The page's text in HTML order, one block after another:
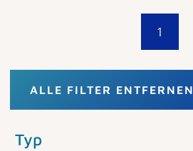
1
ALLE FILTER ENTFERNEN
Typ